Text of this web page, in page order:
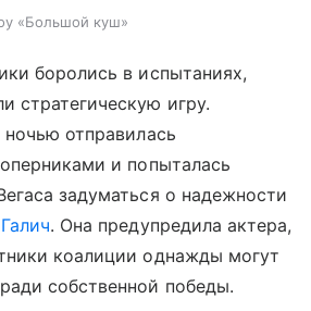
«Большой куш»
боролись в испытаниях,
стратегическую игру.
ночью отправилась
и попыталась
задуматься о надежности
. Она предупредила актера,
коалиции однажды могут
собственной победы.